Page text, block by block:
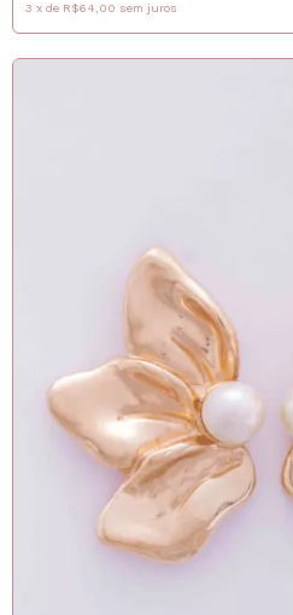
3 x de R$64,00 sem juros